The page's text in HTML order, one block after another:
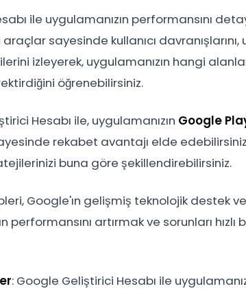
ile uygulamanızın performansını
sayesinde kullanıcı
izleyerek, uygulamanızın hangi
öğrenebilirsiniz.
Hesabı ile, uygulamanızın Google
rekabet avantajı elde
buna göre şekillendirebilirsiniz.
Google'ın gelişmiş teknolojik destek
performansını artırmak ve sorunları
: Google Geliştirici Hesabı ile